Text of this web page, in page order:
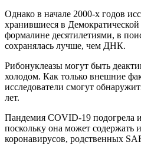
Однако в начале 2000-х годов
хранившиеся в
формалине десятилетиями, в
сохранялась лучше, чем ДНК.
Рибонуклеазы могут быть
холодом. Как только внешние
исследователи смогут
лет.
Пандемия COVID-19 подогрела
поскольку она может
коронавирусов, родственных